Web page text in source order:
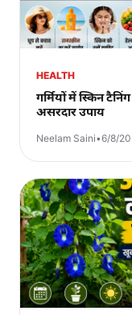
HEALTH
गर्मियों में स्किन
असरदार उपाय
Neelam Saini•6/8/